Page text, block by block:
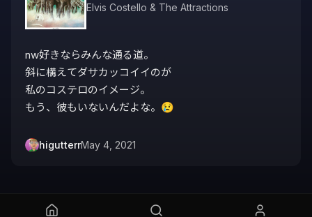
Elvis Costello & The Attractions
nw好きならみんな通る道。
斜に構えてダサカッコイイのが
私のコステロのイメージ。
もう、彼もいないんだよな。😢
higutterrMay 4, 2021